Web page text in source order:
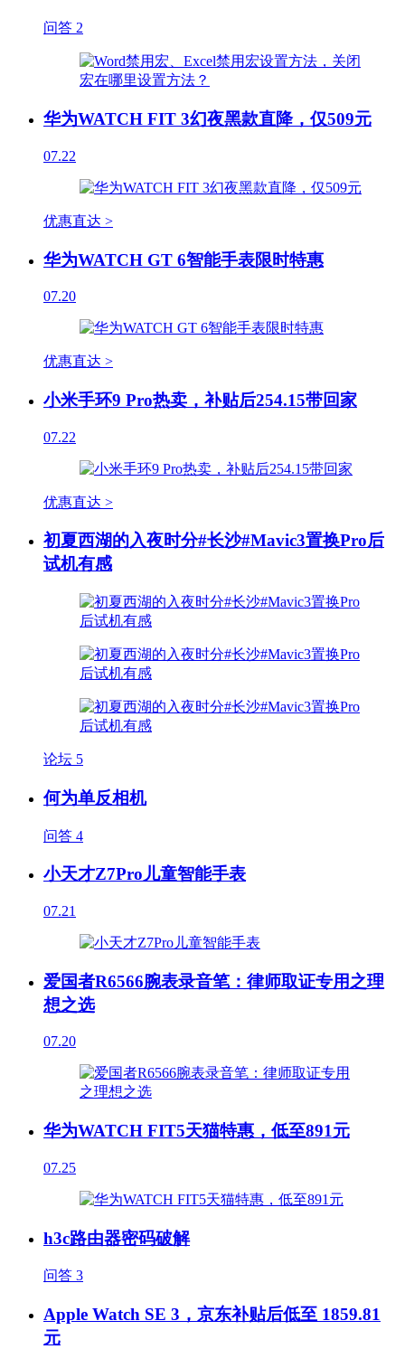
问答 2
华为WATCH FIT 3幻夜黑款直降，仅509元
07.22
优惠直达 >
华为WATCH GT 6智能手表限时特惠
07.20
优惠直达 >
小米手环9 Pro热卖，补贴后254.15带回家
07.22
优惠直达 >
初夏西湖的入夜时分#长沙#Mavic3置换Pro后
试机有感
论坛 5
何为单反相机
问答 4
小天才Z7Pro儿童智能手表
07.21
爱国者R6566腕表录音笔：律师取证专用之理
想之选
07.20
华为WATCH FIT5天猫特惠，低至891元
07.25
h3c路由器密码破解
问答 3
Apple Watch SE 3，京东补贴后低至 1859.81
元